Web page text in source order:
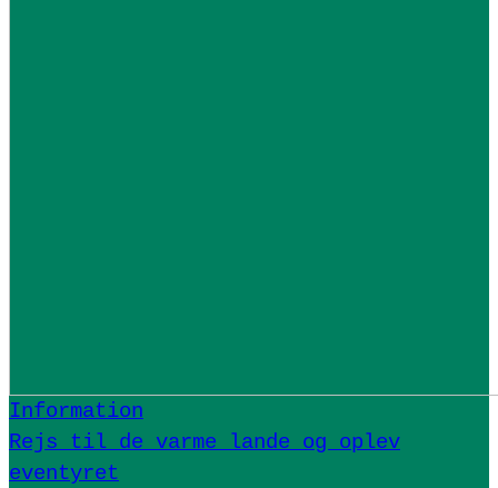
Information
Rejs til de varme lande og oplev
eventyret